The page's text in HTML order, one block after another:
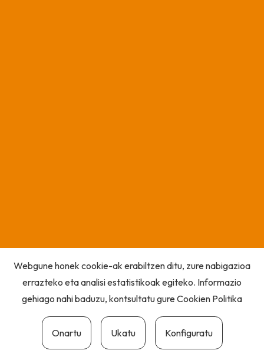
Webgune honek cookie-ak erabiltzen ditu, zure nabigazioa
errazteko eta analisi estatistikoak egiteko. Informazio
gehiago nahi baduzu, kontsultatu gureCookien Politika
Onartu Ukatu Konfiguratu